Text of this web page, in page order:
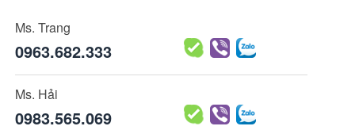
Ms. Trang
0963.682.333
Ms. Hải
0983.565.069